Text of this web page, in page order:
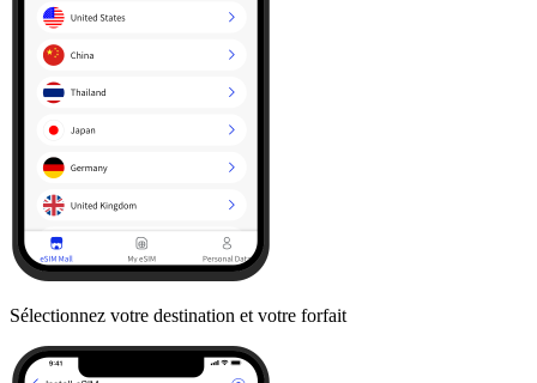
Sélectionnez votre destination et votre forfait